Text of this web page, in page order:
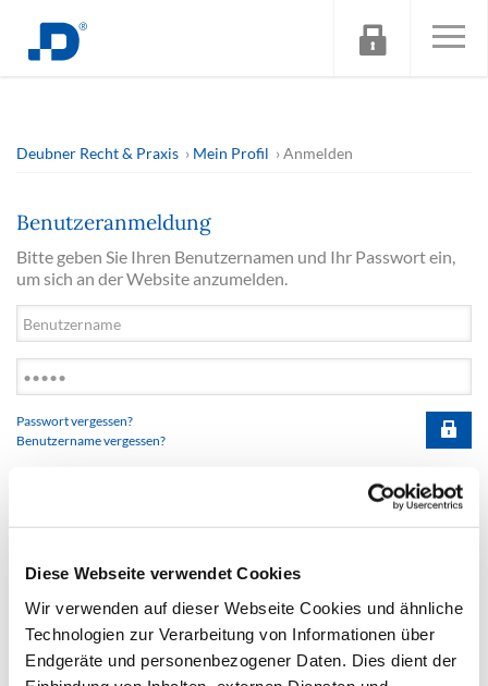
Diese Webseite verwendet Cookies
Wir verwenden auf dieser Webseite Cookies und ähnliche
Technologien zur Verarbeitung von Informationen über
Endgeräte und personenbezogener Daten. Dies dient der
Deubner Recht & Praxis Mein Profil Anmelden
Benutzeranmeldung
Bitte geben Sie Ihren Benutzernamen und Ihr Passwort ein,
um sich an der Website anzumelden.
Passwort vergessen?
Benutzername vergessen?